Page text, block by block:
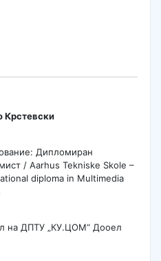
Крстевски
Дипломиран
/ Aarhus Tekniske Skole –
diploma in Multimedia
на ДПТУ „КУ.ЦОМ“ Дооел